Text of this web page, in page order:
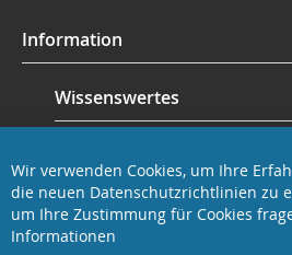
Information
Wissenswertes
Revisage GmbH
Wir verwenden Cookies, um Ihre
die neuen Datenschutzrichtlinien zu
um Ihre Zustimmung für Cookies
Informationen